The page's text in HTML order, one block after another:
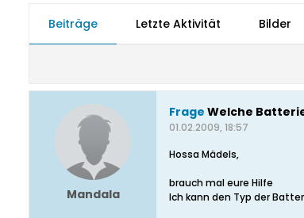
Beiträge Letzte Aktivität Bilder
Mandala
Frage Welche
01.02.2009, 18:57
Hossa Mädels,
brauch mal eure Hilfe
Ich kann den Typ der